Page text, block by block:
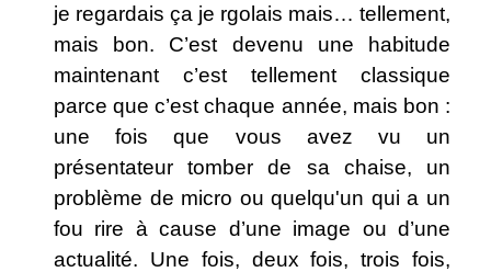
je regardais ça je rgolais mais… tellement,
mais bon. C’est devenu une habitude
maintenant c’est tellement classique
parce que c’est chaque année, mais bon :
une fois que vous avez vu un
présentateur tomber de sa chaise, un
problème de micro ou quelqu'un qui a un
fou rire à cause d’une image ou d’une
actualité. Une fois, deux fois, trois fois,